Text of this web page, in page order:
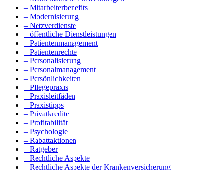
– Mitarbeiterbenefits
– Modernisierung
– Netzverdienste
– öffentliche Dienstleistungen
– Patientenmanagement
– Patientenrechte
– Personalisierung
– Personalmanagement
– Persönlichkeiten
– Pflegepraxis
– Praxisleitfäden
– Praxistipps
– Privatkredite
– Profitabilität
– Psychologie
– Rabattaktionen
– Ratgeber
– Rechtliche Aspekte
– Rechtliche Aspekte der Krankenversicherung